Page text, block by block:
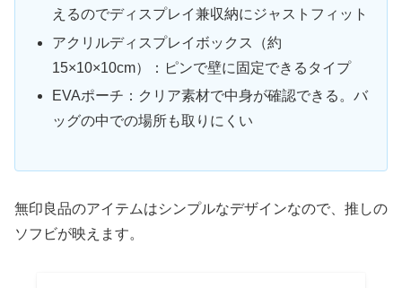
えるのでディスプレイ兼収納にジャストフィット
アクリルディスプレイボックス（約
15×10×10cm）：ピンで壁に固定できるタイプ
EVAポーチ：クリア素材で中身が確認できる。バ
ッグの中での場所も取りにくい
無印良品のアイテムはシンプルなデザインなので、推しの
ソフビが映えます。